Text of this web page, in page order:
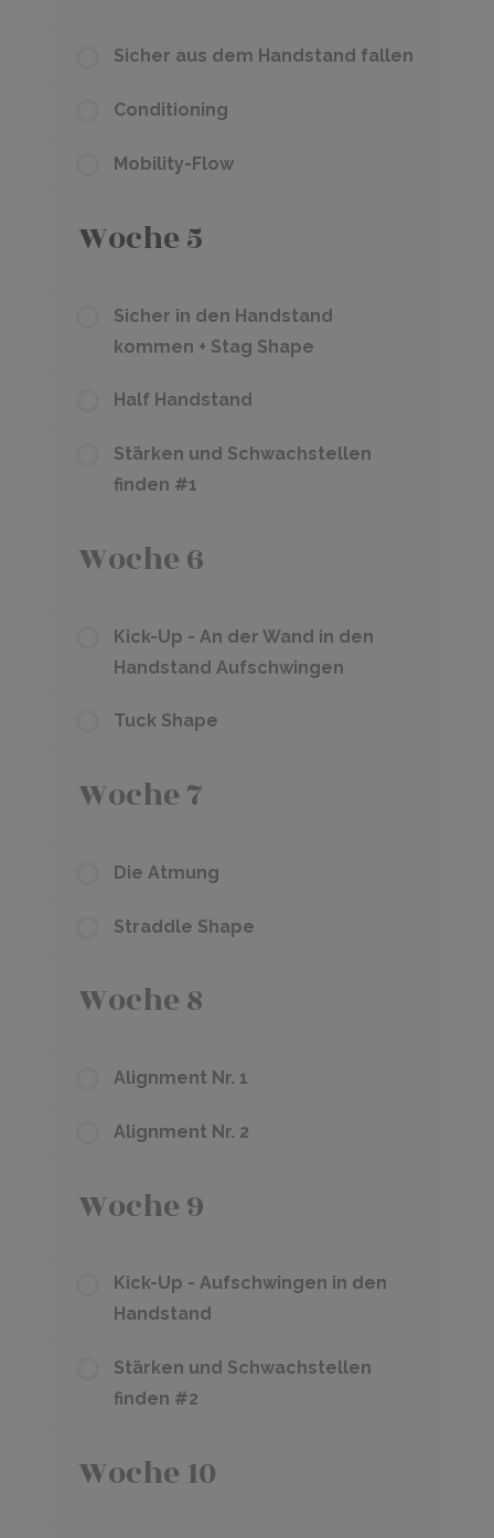
Sicher aus dem Handstand fallen
Conditioning
Mobility-Flow
Woche 5
Sicher in den Handstand
kommen + Stag Shape
Half Handstand
Stärken und Schwachstellen
finden #1
Woche 6
Kick-Up - An der Wand in den
Handstand Aufschwingen
Tuck Shape
Woche 7
Die Atmung
Straddle Shape
Woche 8
Alignment Nr. 1
Alignment Nr. 2
Woche 9
Kick-Up - Aufschwingen in den
Handstand
Stärken und Schwachstellen
finden #2
Woche 10